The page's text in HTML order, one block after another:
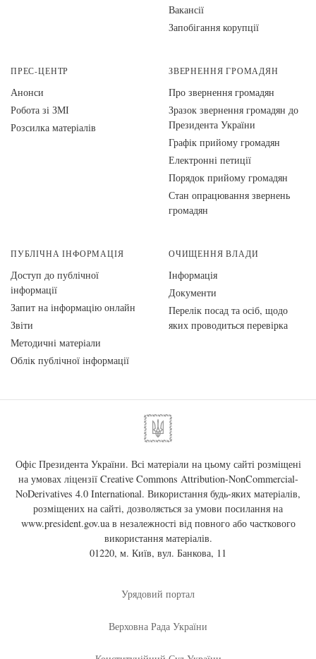
Вакансії
Запобігання корупції
ПРЕС-ЦЕНТР
Анонси
Робота зі ЗМІ
Розсилка матеріалів
ЗВЕРНЕННЯ ГРОМАДЯН
Про звернення громадян
Зразок звернення громадян до
Президента України
Графік прийому громадян
Електронні петиції
Порядок прийому громадян
Стан опрацювання звернень
громадян
ПУБЛІЧНА ІНФОРМАЦІЯ
Доступ до публічної
інформації
Запит на інформацію онлайн
Звіти
Методичні матеріали
Облік публічної інформації
ОЧИЩЕННЯ ВЛАДИ
Інформація
Документи
Перелік посад та осіб, щодо
яких проводиться перевірка
Офіс Президента України. Всі матеріали на цьому сайті розміщені
на умовах ліцензії Creative Commons Attribution-NonCommercial-
NoDerivatives 4.0 International. Використання будь-яких матеріалів,
розміщених на сайті, дозволяється за умови посилання на
www.president.gov.uaв незалежності від повного або часткового
використання матеріалів.
01220, м. Київ, вул. Банкова, 11
Урядовий портал
Верховна Рада України